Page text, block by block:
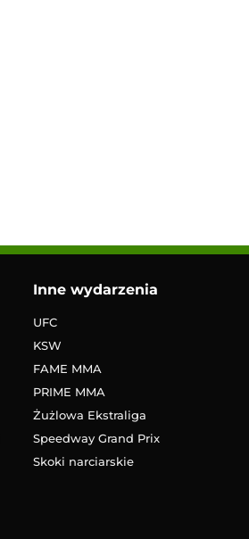
Inne wydarzenia
UFC
KSW
FAME MMA
PRIME MMA
Żużlowa Ekstraliga
Speedway Grand Prix
Skoki narciarskie